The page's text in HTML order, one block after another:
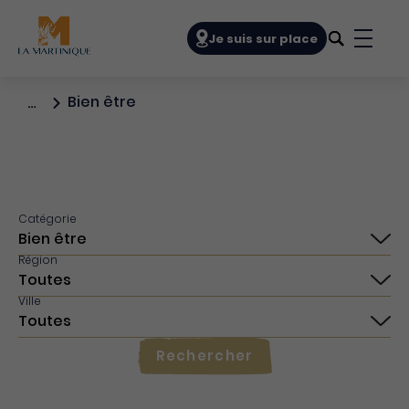
Je suis sur place
… Bien être
Catégorie
Région
Ville
Rechercher